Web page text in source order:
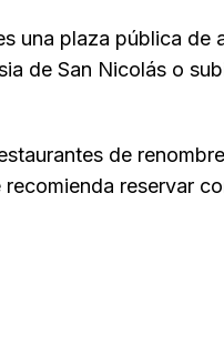
una plaza pública de
de San Nicolás o
de
reservar